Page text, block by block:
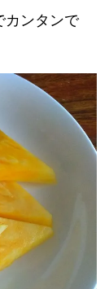
カンタンで